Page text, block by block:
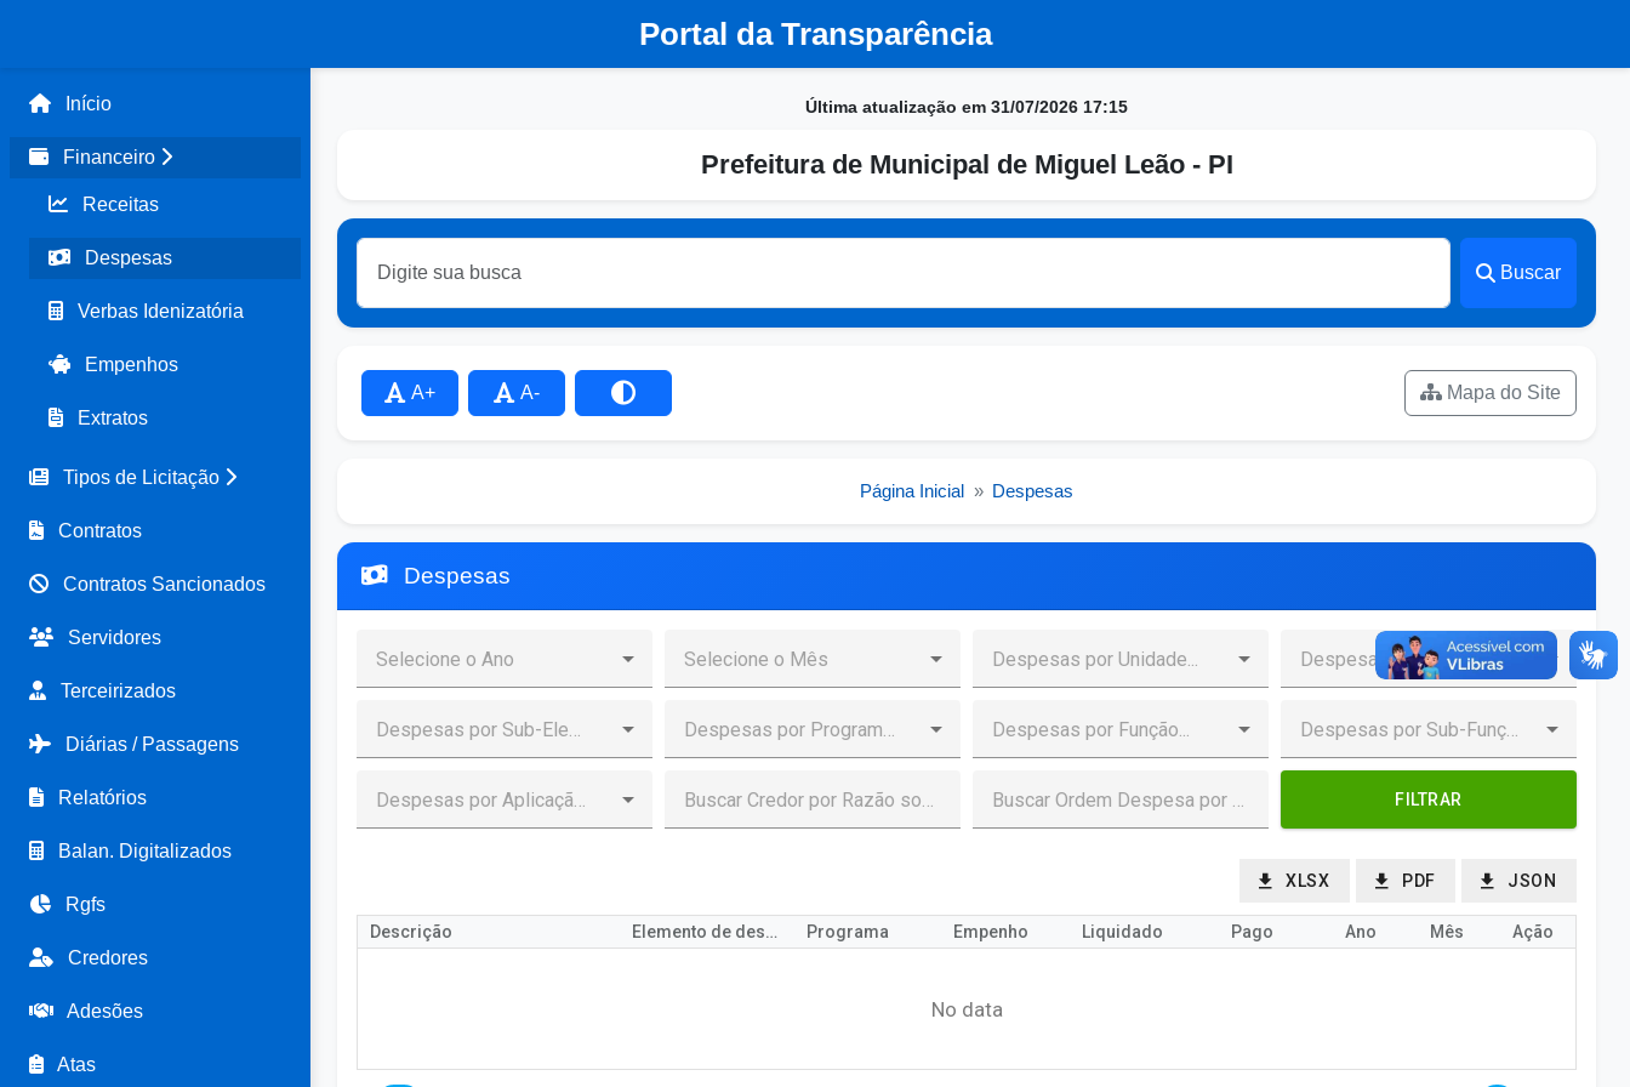
Portal da Transparência
Início
Financeiro
Receitas
Despesas
Verbas Idenizatória
Empenhos
Extratos
Tipos de Licitação
Contratos
Contratos Sancionados
Servidores
Terceirizados
Diárias / Passagens
Relatórios
Balan. Digitalizados
Rgfs
Credores
Adesões
Atas
Última atualização em 31/07/2026 17:15
Prefeitura de Municipal de Miguel Leão - PI
Buscar
A+ A- Mapa do Site
Página Inicial » Despesas
Despesas
FILTRAR
XLSX PDF JSON
Descrição Elemento de despesa Programa Empenho Liquidado Pago Ano Mês Ação
No data